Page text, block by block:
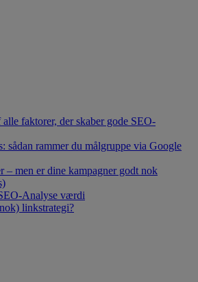
faktorer, der skaber gode SEO-
sådan rammer du målgruppe via Google
– men er dine kampagner godt nok
Analyse værdi
linkstrategi?